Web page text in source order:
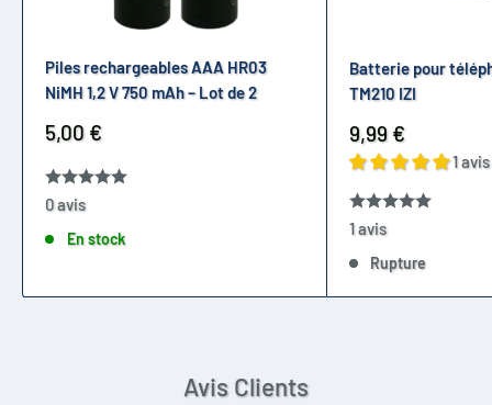
Piles rechargeables AAA HR03
NiMH 1,2 V 750 mAh – Lot de 2
Prix
réduit
5,00 €
0 avis
En stock
Batterie pour
TM210 IZI
Prix
réduit
9,99 €
1 avis
1 avis
Rupture
Avis Clients